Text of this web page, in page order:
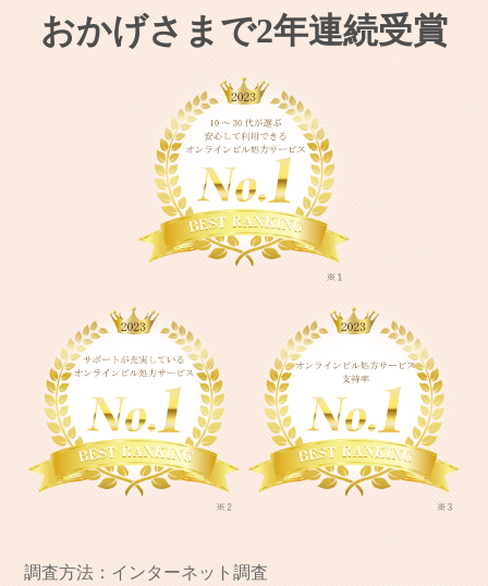
おかげさまで2年連続受賞
調査方法： インターネット調査